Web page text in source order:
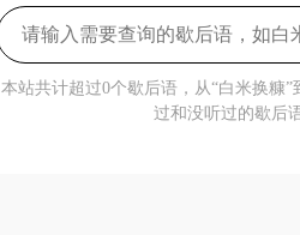
本站共计超过0个歇后语，从“白米换糠
过和没听过的歇后